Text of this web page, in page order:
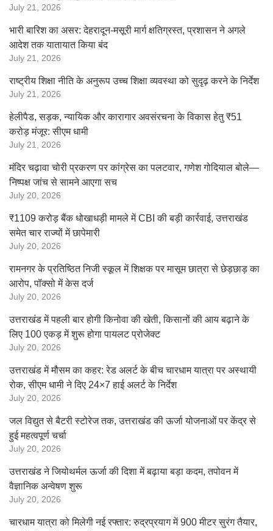
July 21, 2026
भारी बारिश का असर: देहरादून-मसूरी मार्ग क्षतिग्रस्त, प्रशासन ने अगले
आदेश तक यातायात किया बंद
July 21, 2026
राष्ट्रीय शिक्षा नीति के अनुरूप उच्च शिक्षा व्यवस्था को सुदृढ़ करने के निर्देश
July 21, 2026
हेलीपैड, सड़क, न्यायिक और कारागार अवसंरचना के विकास हेतु ₹51
करोड़ मंजूर: सीएम धामी
July 21, 2026
मंदिर चढ़ावा चोरी प्रकरण पर कांग्रेस का पलटवार, गणेश गोदियाल बोले—
निष्पक्ष जांच से सामने आएगा सच
July 20, 2026
₹1109 करोड़ बैंक धोखाधड़ी मामले में CBI की बड़ी कार्रवाई, उत्तराखंड
समेत चार राज्यों में छापेमारी
July 20, 2026
रामनगर के प्रतिष्ठित निजी स्कूल में शिक्षक पर मासूम छात्रा से छेड़छाड़ का
आरोप, पॉक्सो में केस दर्ज
July 20, 2026
उत्तराखंड में पहली बार होगी किनोवा की खेती, किसानों की आय बढ़ाने के
लिए 100 एकड़ में शुरू होगा पायलट प्रोजेक्ट
July 20, 2026
उत्तराखंड में मौसम का कहर: रेड अलर्ट के बीच चारधाम यात्रा पर अस्थायी
रोक, सीएम धामी ने दिए 24×7 हाई अलर्ट के निर्देश
July 20, 2026
जल विद्युत से बैटरी स्टोरेज तक, उत्तराखंड की ऊर्जा योजनाओं पर केंद्र से
हुई महत्वपूर्ण चर्चा
July 20, 2026
उत्तराखंड ने जियोथर्मल ऊर्जा की दिशा में बढ़ाया बड़ा कदम, तपोवन में
वैज्ञानिक अन्वेषण शुरू
July 20, 2026
चारधाम यात्रा को मिलेगी नई रफ्तार: रुद्रप्रयाग में 900 मीटर सुरंग तैयार,